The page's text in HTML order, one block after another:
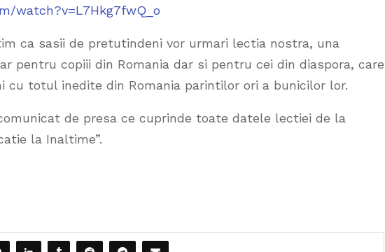
watch?v=L7Hkg7fwQ_o
ca sasii de pretutindeni vor urmari lectia nostra, una
pentru copiii din Romania dar si pentru cei din diaspora, care
cu totul inedite din Romania parintilor ori a bunicilor lor.
de presa ce cuprinde toate datele lectiei de la
la Inaltime”.